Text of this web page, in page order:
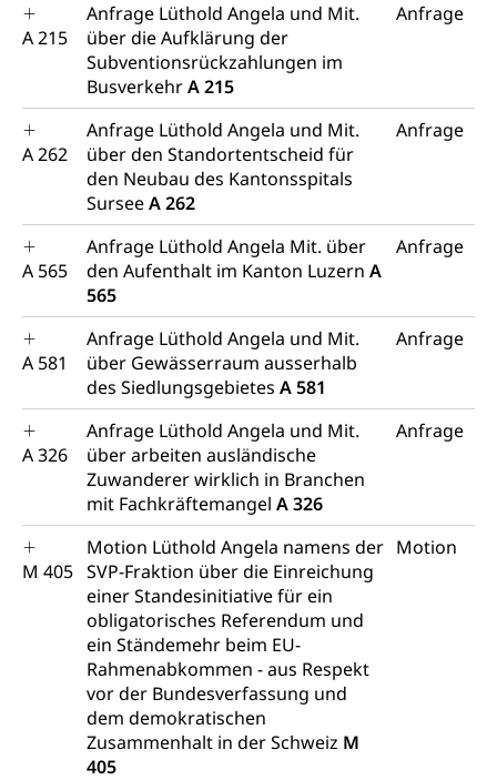
A 215
Anfrage Lüthold Angela und Mit.
über die Aufklärung der
Subventionsrückzahlungen im
BusverkehrA 215
Anfrage
A 262
Anfrage Lüthold Angela und Mit.
über den Standortentscheid für
den Neubau des Kantonsspitals
SurseeA 262
Anfrage
A 565
Anfrage Lüthold Angela Mit. über
den Aufenthalt im Kanton Luzern A
565
Anfrage
A 581
Anfrage Lüthold Angela und Mit.
über Gewässerraum ausserhalb
des Siedlungsgebietes A 581
Anfrage
A 326
Anfrage Lüthold Angela und Mit.
über arbeiten ausländische
Zuwanderer wirklich in Branchen
mit Fachkräftemangel A 326
Anfrage
M 405
Motion Lüthold Angela namens der
SVP-Fraktion über die Einreichung
einer Standesinitiative für ein
obligatorisches Referendum und
ein Ständemehr beim EU-
Rahmenabkommen - aus Respekt
vor der Bundesverfassung und
dem demokratischen
Zusammenhalt in der Schweiz M
405
Motion